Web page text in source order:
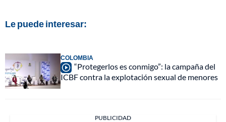
Le puede interesar:
COLOMBIA
“Protegerlos es conmigo”: la campaña del
ICBF contra la explotación sexual de menores
PUBLICIDAD